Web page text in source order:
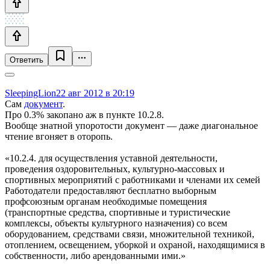
Ответить
SleepingLion22 авг 2012 в 20:19
Сам документ.
Про 0.3% закопано аж в пункте 10.2.8.
Вообще знатной упоротости документ — даже диагональное
чтение вгоняет в оторопь.
«10.2.4. для осуществления уставной деятельности,
проведения оздоровительных, культурно-массовых и
спортивных мероприятий с работниками и членами их семей
Работодатели предоставляют бесплатно выборным
профсоюзным органам необходимые помещения
(транспортные средства, спортивные и туристические
комплексы, объекты культурного назначения) со всем
оборудованием, средствами связи, множительной техникой,
отоплением, освещением, уборкой и охраной, находящимися в
собственности, либо арендованными ими.»